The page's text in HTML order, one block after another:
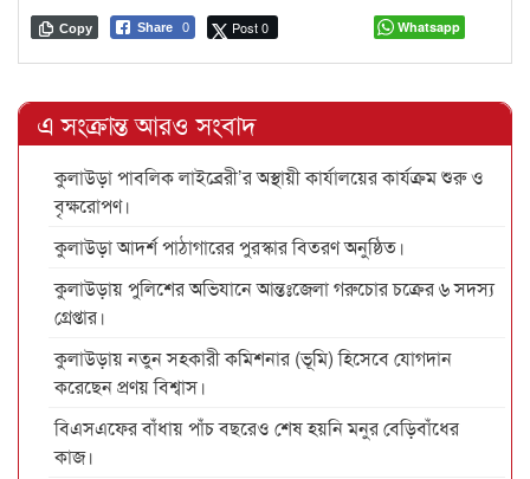
Share 0 Post 0
Copy Whatsapp
এ সংক্রান্ত আরও সংবাদ
কুলাউড়া পাবলিক লাইব্রেরী’র অস্থায়ী কার্যালয়ের কার্যক্রম শুরু ও
বৃক্ষরোপণ।
কুলাউড়া আদর্শ পাঠাগারের পুরস্কার বিতরণ অনুষ্ঠিত।
কুলাউড়ায় পুলিশের অভিযানে আন্তঃজেলা গরুচোর চক্রের ৬ সদস্য
গ্রেপ্তার।
কুলাউড়ায় নতুন সহকারী কমিশনার (ভূমি) হিসেবে যোগদান
করেছেন প্রণয় বিশ্বাস।
বিএসএফের বাঁধায় পাঁচ বছরেও শেষ হয়নি মনুর বেড়িবাঁধের
কাজ।